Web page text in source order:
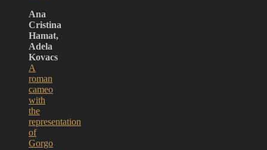
Ana
Cristina
Hamat,
Adela
Kovacs
A
roman
cameo
with
the
representation
of
Gorgo